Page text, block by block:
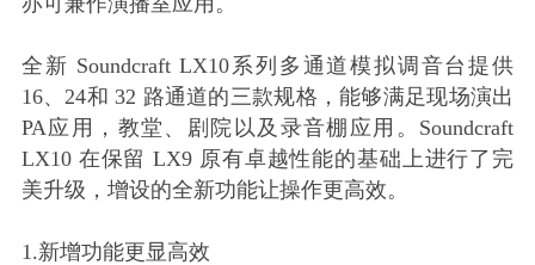
全新 Soundcraft LX10系列多通道模拟调音台提供
16、24和 32 路通道的三款规格，能够满足现场演出
PA应用，教堂、剧院以及录音棚应用。Soundcraft
LX10 在保留 LX9 原有卓越性能的基础上进行了完
美升级，增设的全新功能让操作更高效。
1.新增功能更显高效